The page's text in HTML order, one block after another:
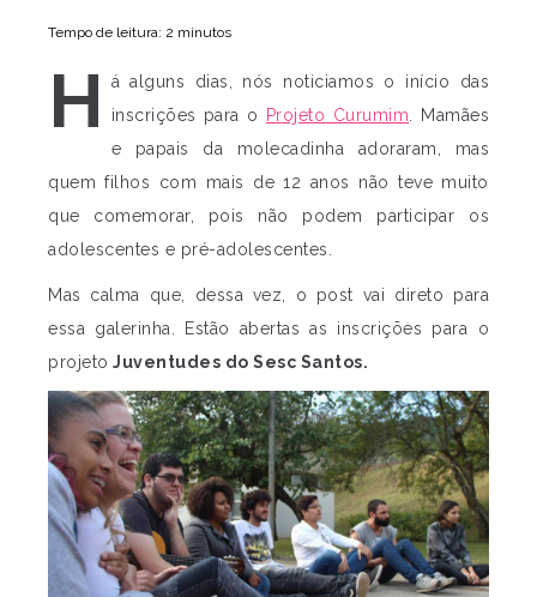
Tempo de leitura: 2 minutos
H
á alguns dias, nós noticiamos o início das
inscrições para o
Projeto Curumim . Mamães
e papais da molecadinha adoraram, mas
quem filhos com mais de 12 anos não teve muito
que comemorar, pois não podem participar os
adolescentes e pré-adolescentes.
Mas calma que, dessa vez, o post vai direto para
essa galerinha. Estão abertas as inscrições para o
projeto Juventudes do Sesc Santos.